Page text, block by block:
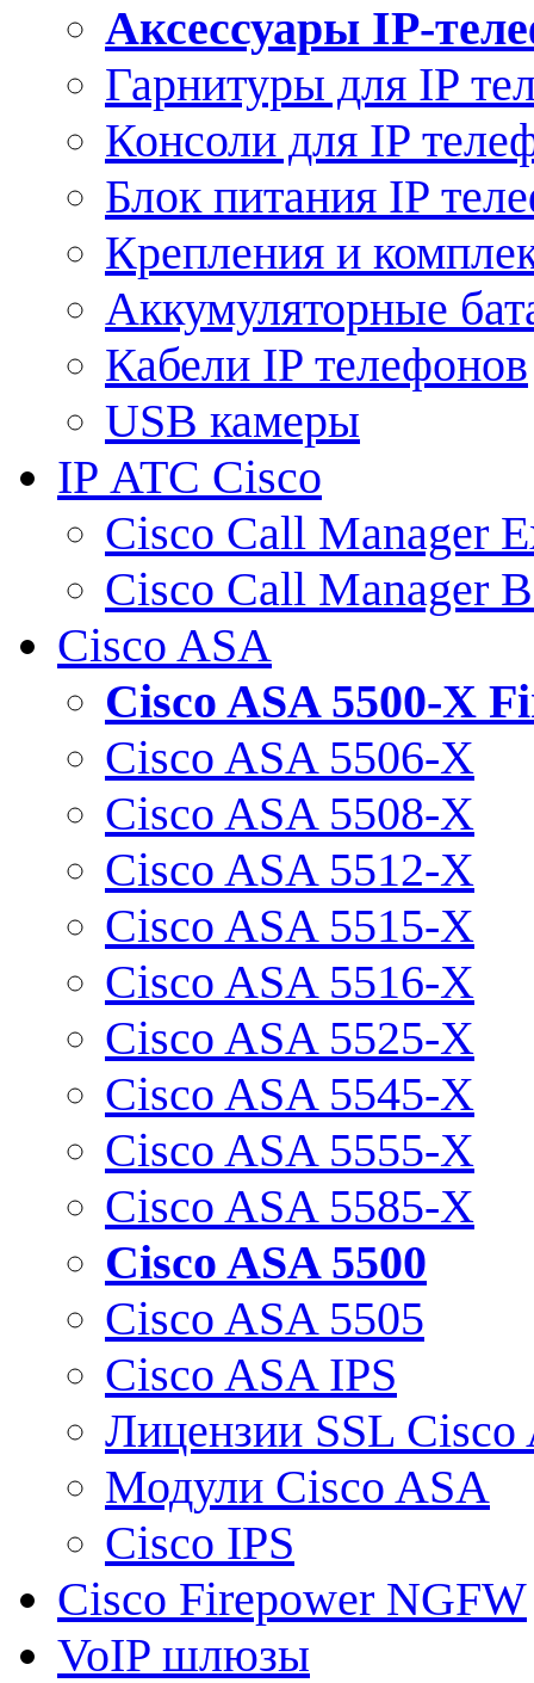
Аксессуары IP-
Гарнитуры для IP
Консоли для IP
Блок питания IP
Крепления и
Аккумуляторные
Кабели IP телефонов
USB камеры
IP АТС Cisco
Cisco Call Manager
Cisco Call Manager
Cisco ASA
Cisco ASA 5500-X
Cisco ASA 5506-X
Cisco ASA 5508-X
Cisco ASA 5512-X
Cisco ASA 5515-X
Cisco ASA 5516-X
Cisco ASA 5525-X
Cisco ASA 5545-X
Cisco ASA 5555-X
Cisco ASA 5585-X
Cisco ASA 5500
Cisco ASA 5505
Cisco ASA IPS
Лицензии SSL Cisco
Модули Cisco ASA
Cisco IPS
Cisco Firepower NGFW
VoIP шлюзы